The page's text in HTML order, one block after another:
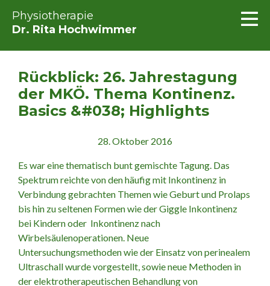
Physiotherapie
Dr. Rita Hochwimmer
Rückblick: 26. Jahrestagung
der MKÖ. Thema Kontinenz.
Basics &#038; Highlights
28. Oktober 2016
Es war eine thematisch bunt gemischte Tagung. Das
Spektrum reichte von den häufig mit Inkontinenz in
Verbindung gebrachten Themen wie Geburt und Prolaps
bis hin zu seltenen Formen wie der Giggle Inkontinenz
bei Kindern oder Inkontinenz nach
Wirbelsäulenoperationen. Neue
Untersuchungsmethoden wie der Einsatz von perinealem
Ultraschall wurde vorgestellt, sowie neue Methoden in
der elektrotherapeutischen Behandlung von